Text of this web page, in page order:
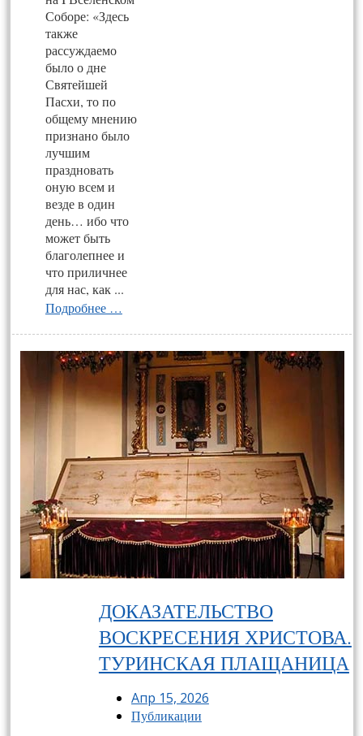
Соборе: «Здесь
также
рассуждаемо
было о дне
Святейшей
Пасхи, то по
общему мнению
признано было
лучшим
праздновать
оную всем и
везде в один
день… ибо что
может быть
благолепнее и
что приличнее
для нас, как ...
Подробнее …
ДОКАЗАТЕЛЬСТВО
ВОСКРЕСЕНИЯ ХРИСТОВА.
ТУРИНСКАЯ ПЛАЩАНИЦА
Апр 15, 2026
Публикации